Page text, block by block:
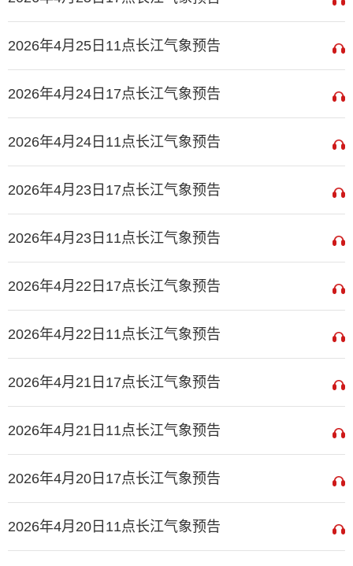
2026年4月25日11点长江气象预告
2026年4月24日17点长江气象预告
2026年4月24日11点长江气象预告
2026年4月23日17点长江气象预告
2026年4月23日11点长江气象预告
2026年4月22日17点长江气象预告
2026年4月22日11点长江气象预告
2026年4月21日17点长江气象预告
2026年4月21日11点长江气象预告
2026年4月20日17点长江气象预告
2026年4月20日11点长江气象预告